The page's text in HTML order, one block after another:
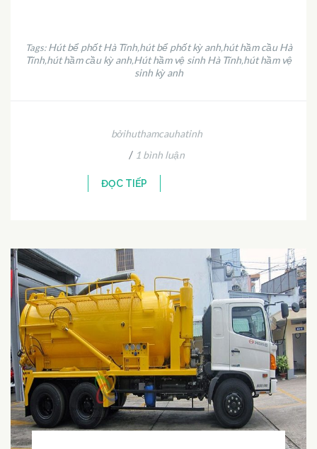
Tags:Hút bể phốt Hà Tĩnh,hút bể phốt kỳ anh,hút hầm cầu Hà
Tĩnh,hút hầm cầu kỳ anh,Hút hầm vệ sinh Hà Tĩnh,hút hầm vệ
sinh kỳ anh
bởihuthamcauhatinh
/ 1 bình luận
ĐỌC TIẾP